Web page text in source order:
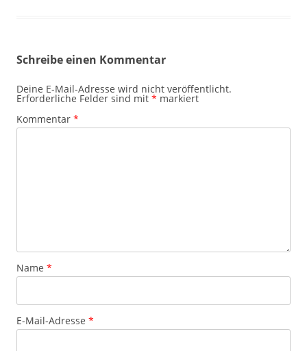
Schreibe einen Kommentar
Deine E-Mail-Adresse wird nicht veröffentlicht.
Erforderliche Felder sind mit * markiert
Kommentar *
Name *
E-Mail-Adresse *